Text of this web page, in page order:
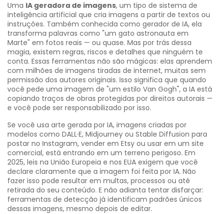
Uma IA geradora de imagens, um tipo de sistema de
inteligência artificial que cria imagens a partir de textos ou
instruções. Também conhecida como gerador de IA, ela
transforma palavras como "um gato astronauta em
Marte" em fotos reais — ou quase. Mas por trás dessa
magia, existem regras, riscos e detalhes que ninguém te
conta. Essas ferramentas não são mágicas: elas aprendem
com milhões de imagens tiradas de internet, muitas sem
permissão dos autores originais. Isso significa que quando
você pede uma imagem de "um estilo Van Gogh", a IA está
copiando traços de obras protegidas por direitos autorais —
e você pode ser responsabilizado por isso.
Se você usa arte gerada por IA, imagens criadas por
modelos como DALL·E, Midjourney ou Stable Diffusion para
postar no Instagram, vender em Etsy ou usar em um site
comercial, está entrando em um terreno perigoso. Em
2025, leis na União Europeia e nos EUA exigem que você
declare claramente que a imagem foi feita por IA. Não
fazer isso pode resultar em multas, processos ou até
retirada do seu conteúdo. E não adianta tentar disfarçar:
ferramentas de detecção já identificam padrões únicos
dessas imagens, mesmo depois de editar.